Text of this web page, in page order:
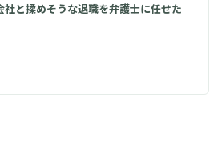
社と揉めそうな退職を弁護士に任せた